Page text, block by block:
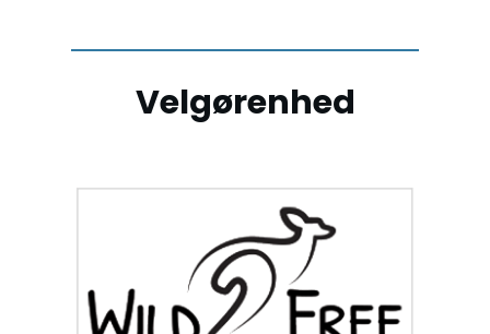
Velgørenhed